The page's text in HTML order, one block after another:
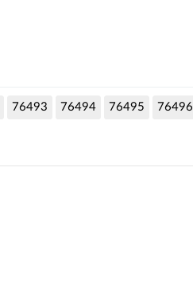
76493 76494 76495 76496
다음 맨끝